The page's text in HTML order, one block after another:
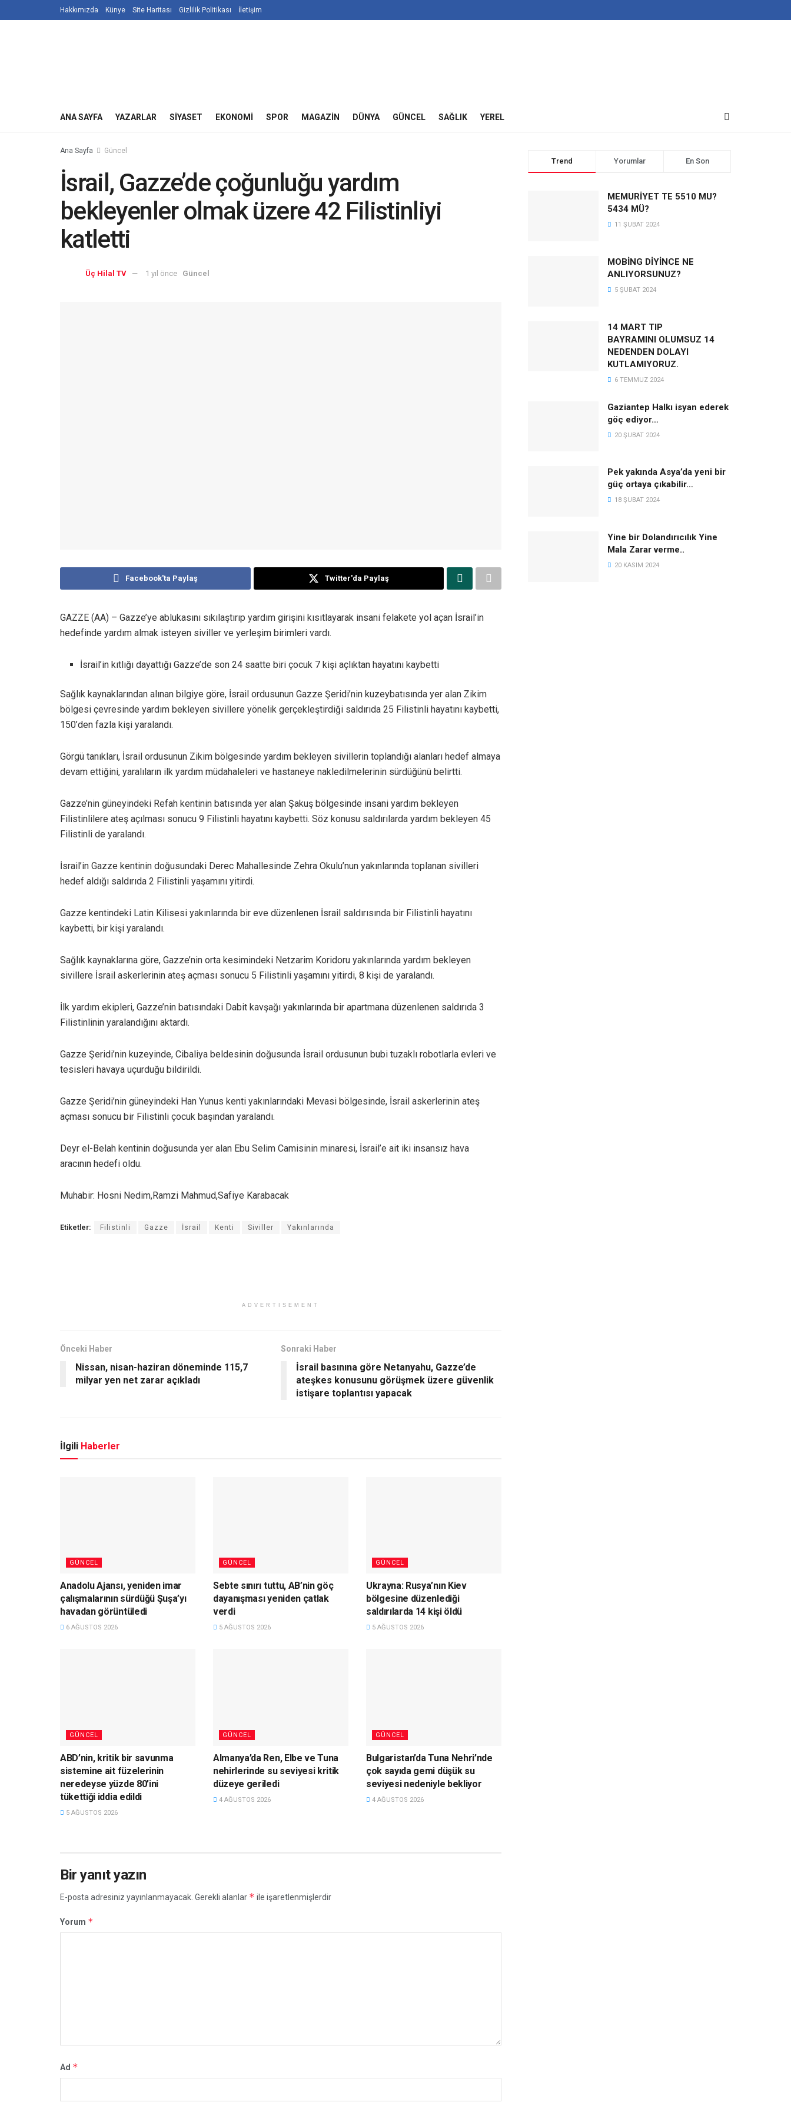
Hakkımızda Künye Site Haritası Gizlilik Politikası İletişim
ANA SAYFA YAZARLAR SIYASET EKONOMI SPOR MAGAZIN DÜNYA GÜNCEL SAĞLIK YEREL
Ana Sayfa Güncel
İsrail, Gazze’de çoğunluğu yardım
bekleyenler olmak üzere 42 Filistinliyi
katletti
Üç Hilal TV 1 yıl önce Güncel
Facebook'ta Paylaş Twitter'da Paylaş
GAZZE (AA) – Gazze’ye ablukasını sıkılaştırıp yardım girişini kısıtlayarak insani felakete yol açan İsrail’in
hedefinde yardım almak isteyen siviller ve yerleşim birimleri vardı.
İsrail’in kıtlığı dayattığı Gazze’de son 24 saatte biri çocuk 7 kişi açlıktan hayatını kaybetti
Sağlık kaynaklarından alınan bilgiye göre, İsrail ordusunun Gazze Şeridi’nin kuzeybatısında yer alan Zikim
bölgesi çevresinde yardım bekleyen sivillere yönelik gerçekleştirdiği saldırıda 25 Filistinli hayatını kaybetti,
150’den fazla kişi yaralandı.
Görgü tanıkları, İsrail ordusunun Zikim bölgesinde yardım bekleyen sivillerin toplandığı alanları hedef almaya
devam ettiğini, yaralıların ilk yardım müdahaleleri ve hastaneye nakledilmelerinin sürdüğünü belirtti.
Gazze’nin güneyindeki Refah kentinin batısında yer alan Şakuş bölgesinde insani yardım bekleyen
Filistinlilere ateş açılması sonucu 9 Filistinli hayatını kaybetti. Söz konusu saldırılarda yardım bekleyen 45
Filistinli de yaralandı.
İsrail’in Gazze kentinin doğusundaki Derec Mahallesinde Zehra Okulu’nun yakınlarında toplanan sivilleri
hedef aldığı saldırıda 2 Filistinli yaşamını yitirdi.
Gazze kentindeki Latin Kilisesi yakınlarında bir eve düzenlenen İsrail saldırısında bir Filistinli hayatını
kaybetti, bir kişi yaralandı.
Sağlık kaynaklarına göre, Gazze’nin orta kesimindeki Netzarim Koridoru yakınlarında yardım bekleyen
sivillere İsrail askerlerinin ateş açması sonucu 5 Filistinli yaşamını yitirdi, 8 kişi de yaralandı.
İlk yardım ekipleri, Gazze’nin batısındaki Dabit kavşağı yakınlarında bir apartmana düzenlenen saldırıda 3
Filistinlinin yaralandığını aktardı.
Gazze Şeridi’nin kuzeyinde, Cibaliya beldesinin doğusunda İsrail ordusunun bubi tuzaklı robotlarla evleri ve
tesisleri havaya uçurduğu bildirildi.
Gazze Şeridi’nin güneyindeki Han Yunus kenti yakınlarındaki Mevasi bölgesinde, İsrail askerlerinin ateş
açması sonucu bir Filistinli çocuk başından yaralandı.
Deyr el-Belah kentinin doğusunda yer alan Ebu Selim Camisinin minaresi, İsrail’e ait iki insansız hava
aracının hedefi oldu.
Muhabir: Hosni Nedim,Ramzi Mahmud,Safiye Karabacak
Etiketler: Filistinli Gazze İsrail Kenti Siviller Yakınlarında
ADVERTISEMENT
Önceki Haber
Nissan, nisan-haziran döneminde 115,7
milyar yen net zarar açıkladı
Sonraki Haber
İsrail basınına göre Netanyahu, Gazze’de
ateşkes konusunu görüşmek üzere güvenlik
istişare toplantısı yapacak
İlgili Haberler
GÜNCEL
Anadolu Ajansı, yeniden imar
çalışmalarının sürdüğü Şuşa’yı
havadan görüntüledi
6 AĞUSTOS 2026
GÜNCEL
Sebte sınırı tuttu, AB’nin göç
dayanışması yeniden çatlak
verdi
5 AĞUSTOS 2026
GÜNCEL
Ukrayna: Rusya’nın Kiev
bölgesine düzenlediği
saldırılarda 14 kişi öldü
5 AĞUSTOS 2026
GÜNCEL
ABD’nin, kritik bir savunma
sistemine ait füzelerinin
neredeyse yüzde 80’ini
tükettiği iddia edildi
5 AĞUSTOS 2026
GÜNCEL
Almanya’da Ren, Elbe ve Tuna
nehirlerinde su seviyesi kritik
düzeye geriledi
4 AĞUSTOS 2026
GÜNCEL
Bulgaristan’da Tuna Nehri’nde
çok sayıda gemi düşük su
seviyesi nedeniyle bekliyor
4 AĞUSTOS 2026
Bir yanıt yazın
E-posta adresiniz yayınlanmayacak. Gerekli alanlar * ile işaretlenmişlerdir
Yorum *
Ad *
Trend Yorumlar En Son
MEMURİYET TE 5510 MU?
5434 MÜ?
11 ŞUBAT 2024
MOBİNG DİYİNCE NE
ANLIYORSUNUZ?
5 ŞUBAT 2024
14 MART TIP
BAYRAMINI OLUMSUZ 14
NEDENDEN DOLAYI
KUTLAMIYORUZ.
6 TEMMUZ 2024
Gaziantep Halkı isyan ederek
göç ediyor…
20 ŞUBAT 2024
Pek yakında Asya’da yeni bir
güç ortaya çıkabilir…
18 ŞUBAT 2024
Yine bir Dolandırıcılık Yine
Mala Zarar verme..
20 KASIM 2024